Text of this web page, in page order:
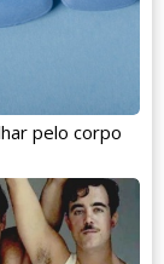
pelo corpo